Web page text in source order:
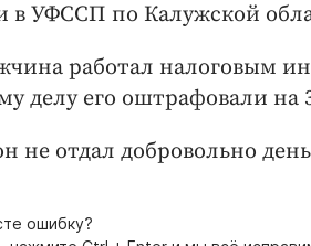
в УФССП по Калужской
работал налоговым
делу его оштрафовали на
не отдал добровольно
ошибку?